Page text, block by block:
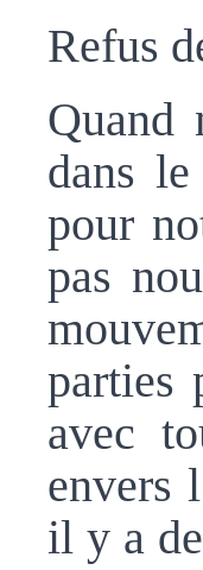
Refus
Quand
dans
pour
pas
parties
avec
envers
il y a